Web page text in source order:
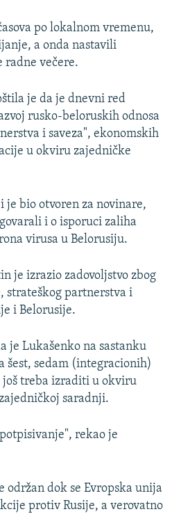
po lokalnom vremenu,
a onda nastavili
radne večere.
je da je dnevni red
rusko-beloruskih odnosa
i saveza", ekonomskih
u okviru zajedničke
je bio otvoren za novinare,
i o isporuci zaliha
virusa u Belorusiju.
je izrazio zadovoljstvo zbog
strateškog partnerstva i
i Belorusije.
je Lukašenko na sastanku
šest, sedam (integracionih)
još treba izraditi u okviru
saradnji.
rekao je
održan dok se Evropska unija
protiv Rusije, a verovatno